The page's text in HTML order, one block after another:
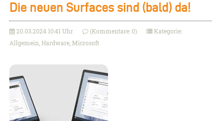
Die neuen Surfaces sind (bald) da!
20.03.2024 10:41 Uhr (Kommentare: 0)
Kategorie:
Allgemein, Hardware, Microsoft